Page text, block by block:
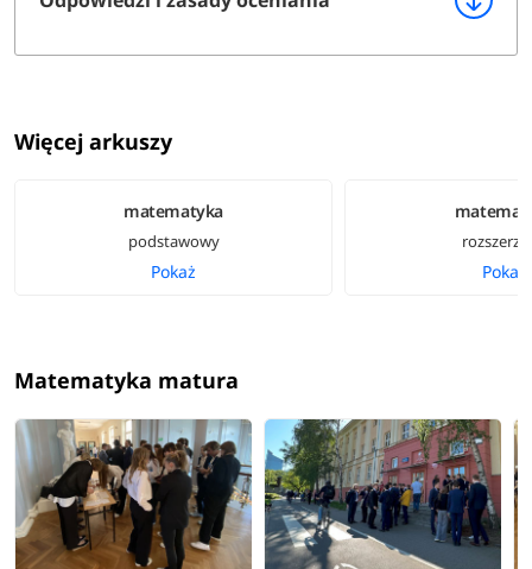
Więcej arkuszy
matematyka
podstawowy
Pokaż Pokaż
Matematyka matura